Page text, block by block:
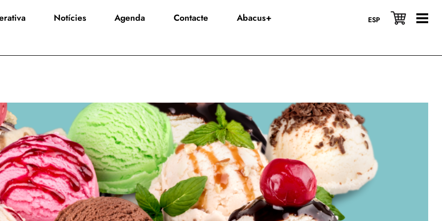
Notícies Agenda Contacte Abacus+ ESP